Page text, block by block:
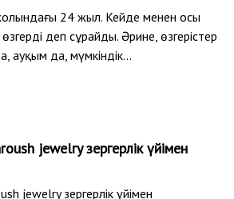
24 жыл. Кейде менен осы
деп сұрайды. Әрине, өзгерістер
ауқым да, мүмкіндік…
jewelry зергерлік үйімен
jewelry зергерлік үйімен